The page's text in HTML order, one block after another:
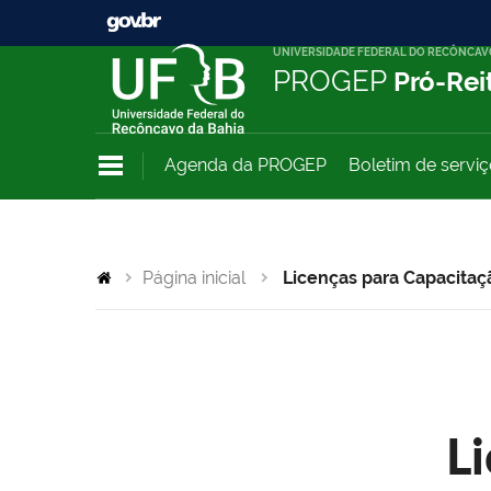
UNIVERSIDADE FEDERAL DO
PROGEP Pró-
Agenda da PROGEP Boletim de
Página inicial Licenças para